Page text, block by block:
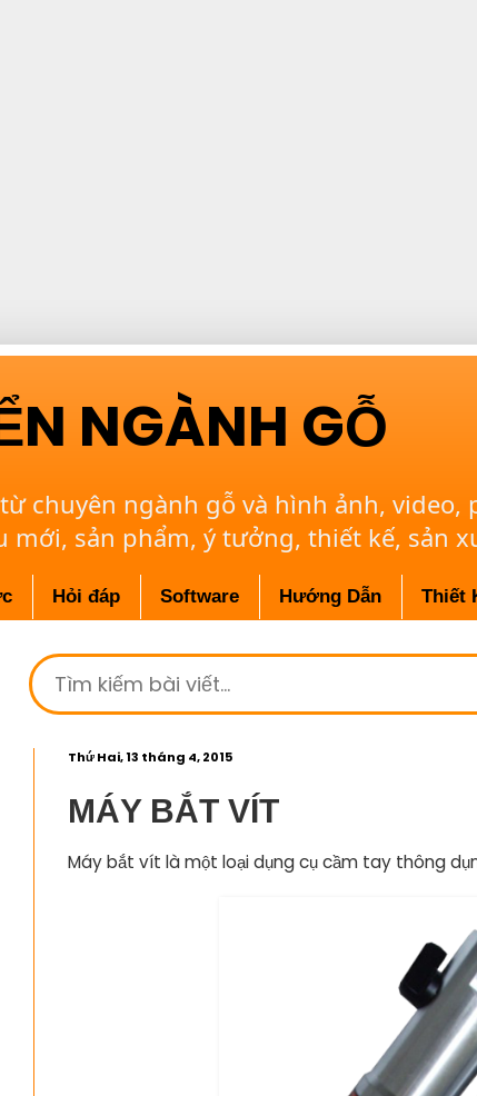
NGÀNH GỖ
chuyên ngành gỗ và hình ảnh,
mới, sản phẩm, ý tưởng, thiết kế, sản
Hỏi đáp Software Hướng Dẫn Thiết
Thứ Hai, 13 tháng 4, 2015
MÁY BẮT VÍT
Máy bắt vít là một loại dụng cụ cầm tay thông